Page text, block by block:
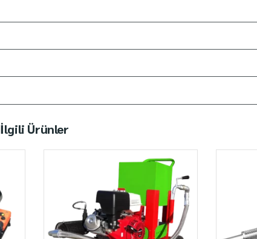
İlgili Ürünler